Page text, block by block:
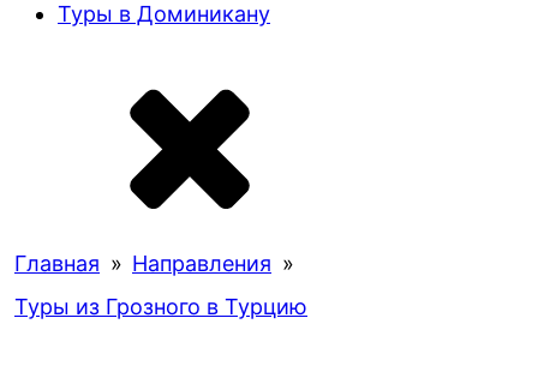
Туры в Доминикану
Главная » Направления »
Туры из Грозного в Турцию